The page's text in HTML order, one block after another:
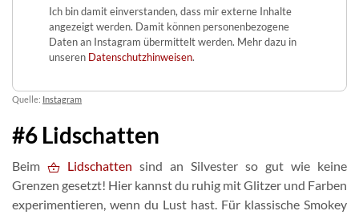
Ich bin damit einverstanden, dass mir externe Inhalte
angezeigt werden. Damit können personenbezogene
Daten an Instagram übermittelt werden. Mehr dazu in
unseren Datenschutzhinweisen.
Quelle: Instagram
#6 Lidschatten
Beim Lidschatten sind an Silvester so gut wie keine
Grenzen gesetzt! Hier kannst du ruhig mit Glitzer und Farben
experimentieren, wenn du Lust hast. Für klassische Smokey